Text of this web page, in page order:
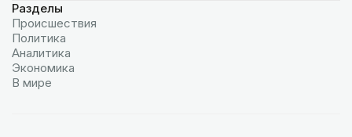
Разделы
Происшествия
Политика
Аналитика
Экономика
В мире